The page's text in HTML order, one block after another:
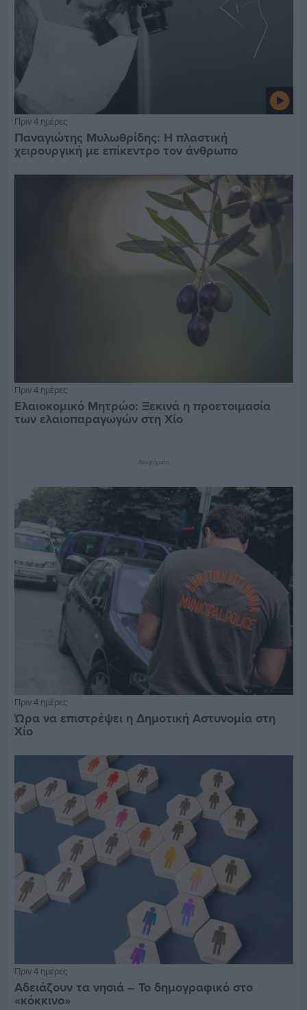
Πριν 4 ημέρες
Παναγιώτης Μυλωθρίδης: Η πλαστική
χειρουργική με επίκεντρο τον άνθρωπο
Πριν 4 ημέρες
Ελαιοκομικό Μητρώο: Ξεκινά η προετοιμασία
των ελαιοπαραγωγών στη Χίο
Διαφήμιση
Πριν 4 ημέρες
Ώρα να επιστρέψει η Δημοτική Αστυνομία στη
Χίο
Πριν 4 ημέρες
Αδειάζουν τα νησιά – Το δημογραφικό στο
«κόκκινο»